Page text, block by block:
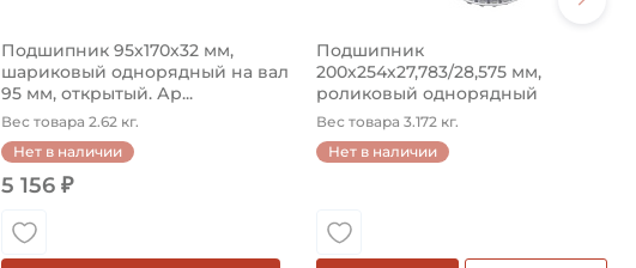
Подшипник 95х170х32 мм,
шариковый однорядный на вал
95 мм, открытый. Ар...
Вес товара 2.62 кг.
Нет в наличии
5 156 ₽
Подшипник
200х254х27,783/28,575 мм,
роликовый однорядный
конический на ...
Вес товара 3.172 кг.
Нет в наличии